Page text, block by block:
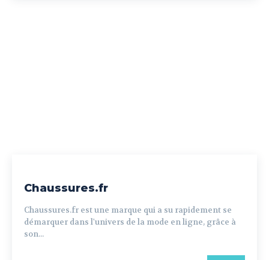
Chaussures.fr
Chaussures.fr est une marque qui a su rapidement se
démarquer dans l'univers de la mode en ligne, grâce à
son...